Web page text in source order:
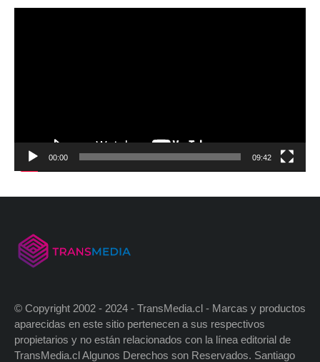
00:00 09:42
© Copyright 2002 - 2024 - TransMedia.cl - Marcas y productos
aparecidas en este sitio pertenecen a sus respectivos
propietarios y no están relacionados con la línea editorial de
TransMedia.cl Algunos Derechos son Reservados. Santiago